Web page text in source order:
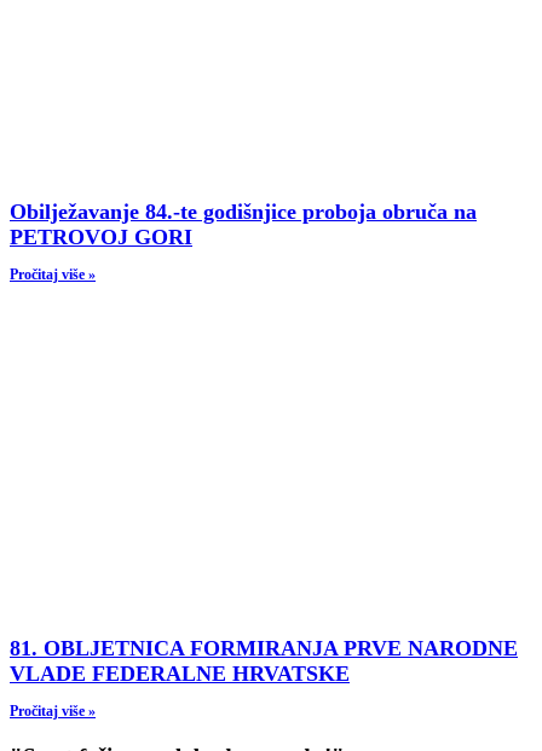
Obilježavanje 84.-te godišnjice proboja obruča na
PETROVOJ GORI
Pročitaj više »
81. OBLJETNICA FORMIRANJA PRVE NARODNE
VLADE FEDERALNE HRVATSKE
Pročitaj više »